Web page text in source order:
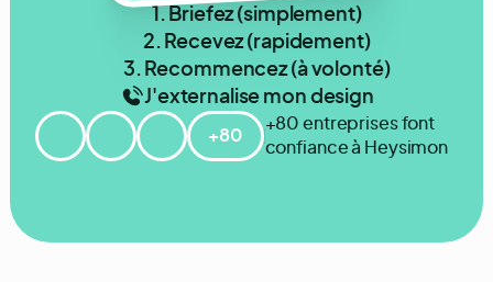
1. Briefez (simplement)
2. Recevez (rapidement)
3. Recommencez (à volonté)
J'externalise mon design
+80
+80 entreprises font
confiance à Heysimon